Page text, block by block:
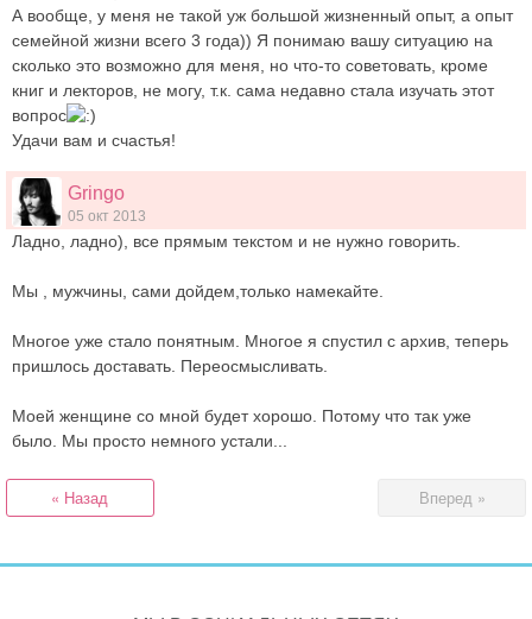
А вообще, у меня не такой уж большой жизненный опыт, а опыт
семейной жизни всего 3 года)) Я понимаю вашу ситуацию на
сколько это возможно для меня, но что-то советовать, кроме
книг и лекторов, не могу, т.к. сама недавно стала изучать этот
вопрос
Удачи вам и счастья!
Gringo
05 окт 2013
Ладно, ладно), все прямым текстом и не нужно говорить.
Мы , мужчины, сами дойдем,только намекайте.
Многое уже стало понятным. Многое я спустил с архив, теперь
пришлось доставать. Переосмысливать.
Моей женщине со мной будет хорошо. Потому что так уже
было. Мы просто немного устали...
« Назад Вперед »